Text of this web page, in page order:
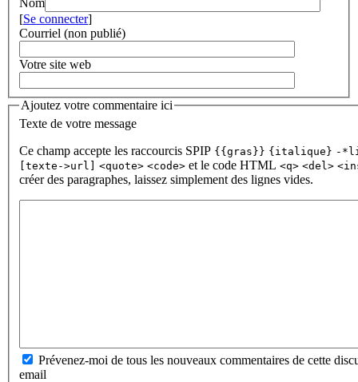
[Se connecter]
Courriel (non publié)
Votre site web
Ajoutez votre commentaire ici
Texte de votre message
Ce champ accepte les raccourcis SPIP {{gras}} {italique} -
[texte->url]
<quote> <code> et le code HTML <q> <del>
créer des paragraphes, laissez simplement des lignes vides.
Prévenez-moi de tous les nouveaux commentaires de cette
email